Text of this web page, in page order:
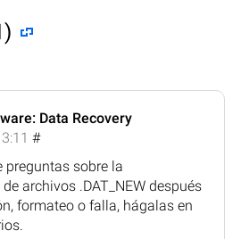
Data Recovery
#
preguntas sobre la
archivos .DAT_NEW después
formateo o falla, hágalas en